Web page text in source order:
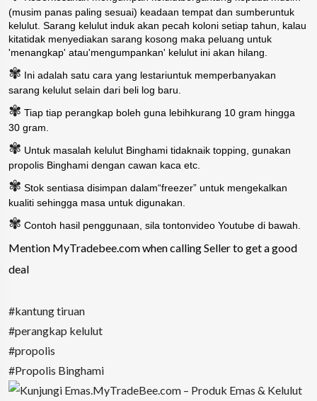
(musim panas paling sesuai) keadaan tempat dan sumberuntuk
kelulut. Sarang kelulut induk akan pecah koloni setiap tahun, kalau
kitatidak menyediakan sarang kosong maka peluang untuk
'menangkap' atau'mengumpankan' kelulut ini akan hilang.
✾ Ini adalah satu cara yang lestariuntuk memperbanyakan
sarang kelulut selain dari beli log baru.
✾ Tiap tiap perangkap boleh guna lebihkurang 10 gram hingga
30 gram.
✾ Untuk masalah kelulut Binghami tidaknaik topping, gunakan
propolis Binghami dengan cawan kaca etc.
✾ Stok sentiasa disimpan dalam“freezer” untuk mengekalkan
kualiti sehingga masa untuk digunakan.
✾ Contoh hasil penggunaan, sila tontonvideo Youtube di bawah.
Mention MyTradebee.com when calling Seller to get a good
deal
#kantung tiruan
#perangkap kelulut
#propolis
#Propolis Binghami